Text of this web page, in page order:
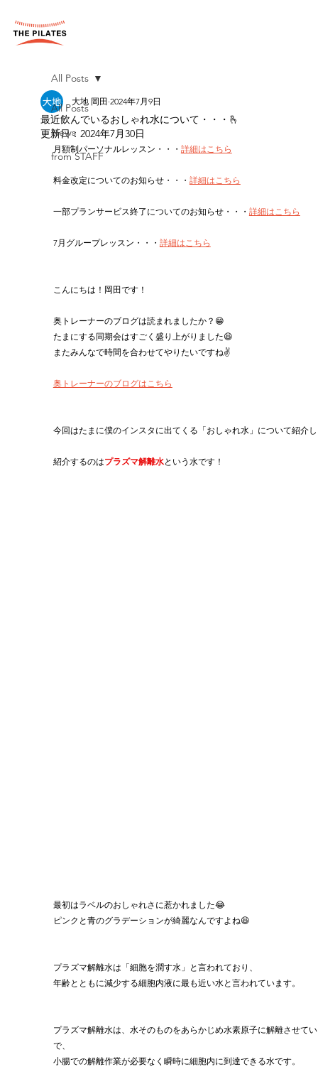
All Posts
News
from STAFF
All Posts
最近飲んでいるおしゃれ水について・・・🫰
大地 岡田 2024年7月9日
更新日： 2024年7月30日
月額制パーソナルレッスン・・・ 詳細はこちら
料金改定についてのお知らせ・・・ 詳細はこちら
一部プランサービス終了についてのお知らせ・・・ 詳細はこちら
7月グループレッスン・・・ 詳細はこちら
こんにちは！岡田です！
奥トレーナーのブログは読まれましたか？😁
たまにする同期会はすごく盛り上がりました😆
またみんなで時間を合わせてやりたいですね✌️
奥トレーナーのブログはこちら
今回はたまに僕のインスタに出てくる「おしゃれ水」について紹介
紹介するのはプラズマ解離水という水です！
最初はラベルのおしゃれさに惹かれました😂
ピンクと青のグラデーションが綺麗なんですよね😆
プラズマ解離水は「細胞を潤す水」と言われており、
年齢とともに減少する細胞内液に最も近い水と言われています。
プラズマ解離水は、水そのものをあらかじめ水素原子に解離させて
で、
小腸での解離作業が必要なく瞬時に細胞内に到達できる水です。